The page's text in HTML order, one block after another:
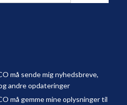
må sende mig nyhedsbreve,
andre opdateringer
må gemme mine oplysninger til